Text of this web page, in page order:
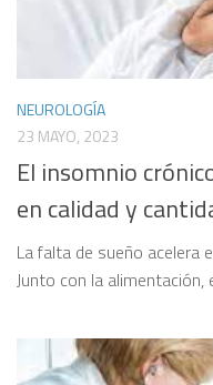
NEUROLOGÍA
23 MAYO, 2023
El insomnio
en calidad y
La falta de sueño acelera
Junto con la alimentación,